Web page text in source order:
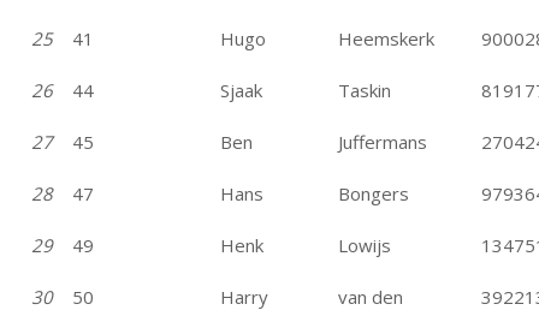
25 41 Hugo Heemskerk
26 44 Sjaak Taskin
27 45 Ben Juffermans
28 47 Hans Bongers
29 49 Henk Lowijs
30 50 Harry
van den